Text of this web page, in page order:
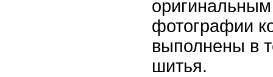
фотографии
выполнены в
шитья.